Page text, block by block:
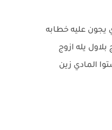
يجون عليه خطابه
يله ازوج
المادي زين